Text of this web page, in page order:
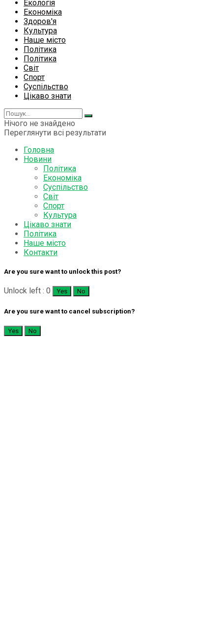
Екологія
Економіка
Здоров'я
Культура
Наше місто
Політика
Політика
Світ
Спорт
Суспільство
Цікаво знати
Нічого не знайдено
Переглянути всі результати
Головна
Новини
Політика
Економіка
Суспільство
Світ
Спорт
Культура
Цікаво знати
Політика
Наше місто
Контакти
Are you sure want to unlock this post?
Unlock left : 0 Yes No
Are you sure want to cancel subscription?
Yes No